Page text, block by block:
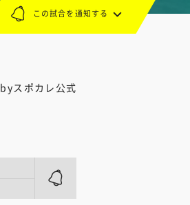
byスポカレ公式
この試合を通知する